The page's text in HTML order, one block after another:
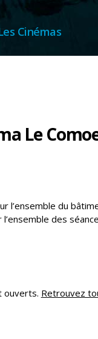
Cinémas
Le
l’ensemble du
des
ouverts. Retrouvez